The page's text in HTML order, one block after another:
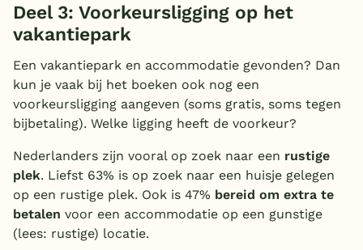
Deel 3: Voorkeursligging op het
vakantiepark
Een vakantiepark en accommodatie gevonden? Dan
kun je vaak bij het boeken ook nog een
voorkeursligging aangeven (soms gratis, soms tegen
bijbetaling). Welke ligging heeft de voorkeur?
Nederlanders zijn vooral op zoek naar een rustige
plek. Liefst 63% is op zoek naar een huisje gelegen
op een rustige plek. Ook is 47% bereid om extra te
betalen voor een accommodatie op een gunstige
(lees: rustige) locatie.